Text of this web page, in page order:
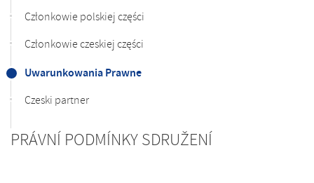
Członkowie polskiej części
Członkowie czeskiej części
Uwarunkowania Prawne
Czeski partner
PRÁVNÍ PODMÍNKY SDRUŽENÍ